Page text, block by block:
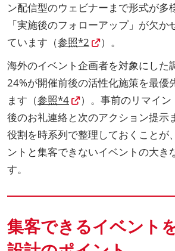
ン配信型のウェビナーまで形式が多
「実施後のフォローアップ」が欠
ています（参照*2
）。
海外のイベント企画者を対象にした
24%が開催前後の活性化施策を最優
ます（参照*4
）。事前のリマイ
後のお礼連絡と次のアクション提示
役割を時系列で整理しておくことが
ントと集客できないイベントの大き
す。
集客できるイベント